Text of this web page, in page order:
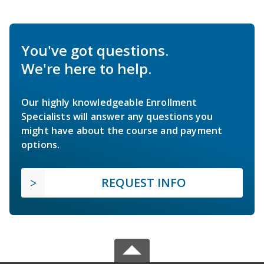
You've got questions.
We're here to help.
Our highly knowledgeable Enrollment
Specialists will answer any questions you
might have about the course and payment
options.
REQUEST INFO